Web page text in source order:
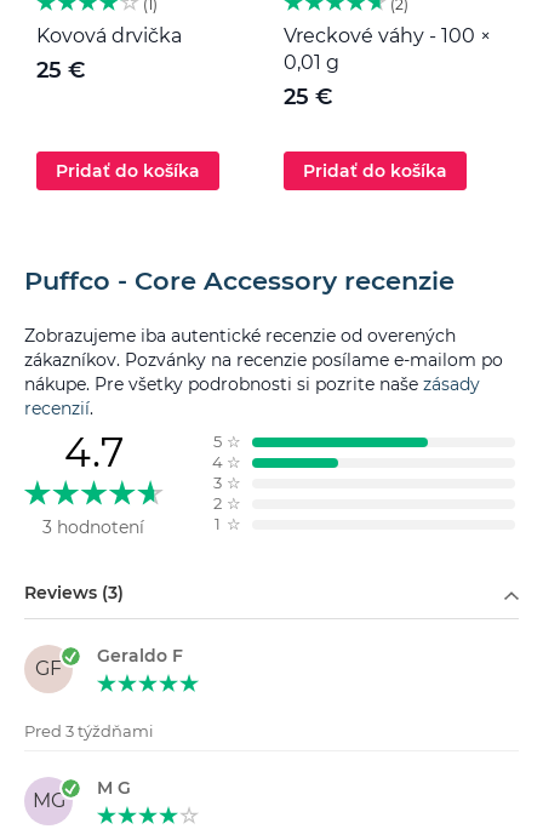
1
Kovová drvička
25 €
Pridať do košíka
2
Vreckové váhy - 100 ×
0,01 g
25 €
Pridať do košíka
Puffco - Core Accessory recenzie
Zobrazujeme iba autentické recenzie od overených
zákazníkov. Pozvánky na recenzie posílame e-mailom po
nákupe. Pre všetky podrobnosti si pozrite naše zásady
recenzií.
4.7
3 hodnotení
5 ☆
4 ☆
3 ☆
2 ☆
1 ☆
Reviews (3)
GF
Geraldo F
Pred 3 týždňami
MG
M G